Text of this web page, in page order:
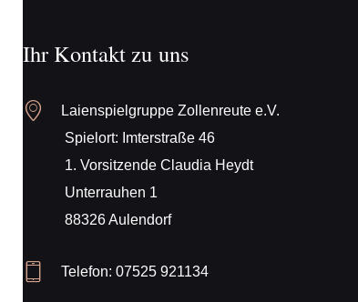
Ihr Kontakt zu uns
Laienspielgruppe Zollenreute e.V.
Spielort: Imterstraße 46
1. Vorsitzende Claudia Heydt
Unterrauhen 1
88326 Aulendorf
Telefon: 07525 921134